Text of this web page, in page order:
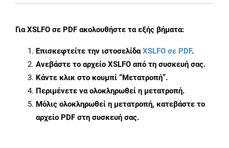
ΓιαXSLFO σε PDF ακολουθήστε τα εξής βήματα:
Επισκεφτείτε την ιστοσελίδαXSLFO σε PDF.
Ανεβάστε το αρχείο XSLFO από τη συσκευή σας.
Κάντε κλικ στο κουμπί “Μετατροπή”.
Περιμένετε να ολοκληρωθεί η μετατροπή.
Μόλις ολοκληρωθεί η μετατροπή, κατεβάστε το
αρχείο PDF στη συσκευή σας.